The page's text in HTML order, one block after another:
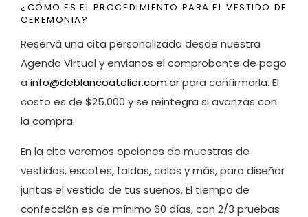
¿CÓMO ES EL PROCEDIMIENTO PARA EL VESTIDO DE
CEREMONIA?
Reservá una cita personalizada desde nuestra
Agenda Virtual y envianos el comprobante de pago
a info@deblancoatelier.com.arpara confirmarla. El
costo es de $25.000 y se reintegra si avanzás con
la compra.
En la cita veremos opciones de muestras de
vestidos, escotes, faldas, colas y más, para diseñar
juntas el vestido de tus sueños. El tiempo de
confección es de mínimo 60 días, con 2/3 pruebas